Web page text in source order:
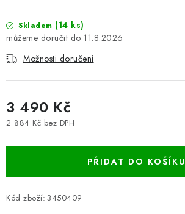
Nákup na splátky ESSOX
Skladem (14 ks)
11.8.2026
Možnosti doručení
3 490 Kč
2 884 Kč bez DPH
PŘIDAT DO KOŠÍKU
Kód zboží: 3450409